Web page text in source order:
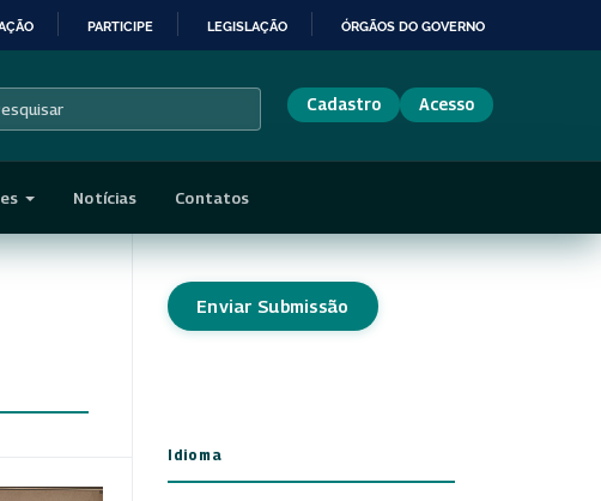
PARTICIPE LEGISLAÇÃO ÓRGÃOS DO GOVERNO
Cadastro Acesso
Notícias Contatos
Enviar Submissão
Idioma